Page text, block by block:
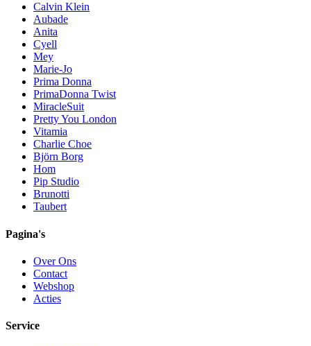
Calvin Klein
Aubade
Anita
Cyell
Mey
Marie-Jo
Prima Donna
PrimaDonna Twist
MiracleSuit
Pretty You London
Vitamia
Charlie Choe
Björn Borg
Hom
Pip Studio
Brunotti
Taubert
Pagina's
Over Ons
Contact
Webshop
Acties
Service